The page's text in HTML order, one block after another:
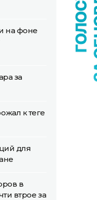
на фоне
за
к теңге
для
в
втрое за